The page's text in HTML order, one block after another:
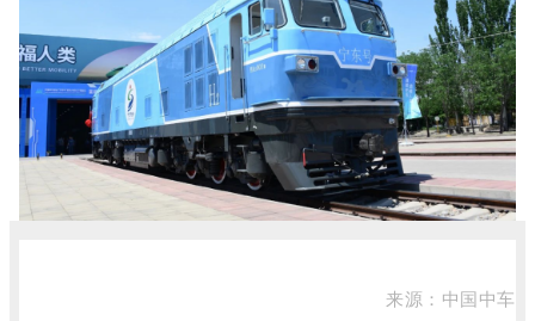
来源：中国中车